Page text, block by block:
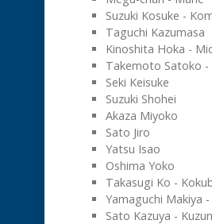
Suzuki Kosuke -
Taguchi Kazumasa
Kinoshita Hoka -
Takemoto Satoko -
Seki Keisuke
Suzuki Shohei
Akaza Miyoko
Sato Jiro
Yatsu Isao
Oshima Yoko
Takasugi Ko -
Yamaguchi Makiya
Sato Kazuya -